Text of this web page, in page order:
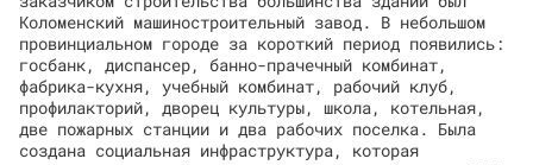
Коломенский машиностроительный завод. В небольшом
провинциальном городе за короткий период появились:
госбанк, диспансер, банно-прачечный комбинат,
фабрика-кухня, учебный комбинат, рабочий клуб,
профилакторий, дворец культуры, школа, котельная,
две пожарных станции и два рабочих поселка. Была
создана социальная инфраструктура, которая